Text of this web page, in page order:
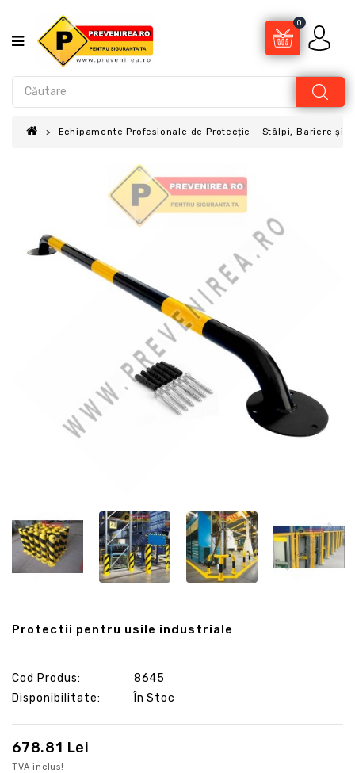
0
Echipamente Profesionale de Protecție – Stâlpi, Bariere și
Protectii pentru usile industriale
Cod Produs:
8645
Disponibilitate:
În Stoc
678.81 Lei
TVA inclus!